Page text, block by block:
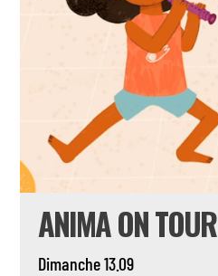
ANIMA ON TOUR
Dimanche 13.09